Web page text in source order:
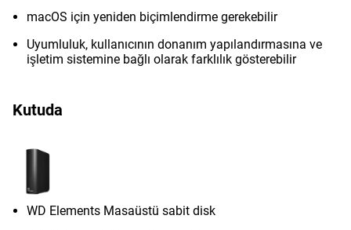
macOS için yeniden biçimlendirme gerekebilir
Uyumluluk, kullanıcının donanım yapılandırmasına ve
işletim sistemine bağlı olarak farklılık gösterebilir
Kutuda
WD Elements Masaüstü sabit disk